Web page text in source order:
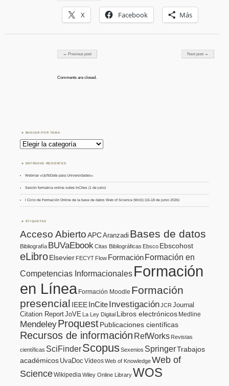
X Facebook Más
Post navigation
← Previous post Next post →
Comments are closed.
BUSCAR POR TEMA
Buscar
por
Tema
ENTRADAS RECIENTES
Webinar «UpToDate para Universidades»
Sesión formativa online sobre InCites (1 de julio)
I Ciclo de Formación Online de la base de datos Web of Science (WoS) (16-18 de junio 2026)
ETIQUETAS
Acceso AbiertoAPCAranzadi Bases de datos
Bibliografía BUVaEbook Citas Bibliográficas Ebsco Ebscohost
eLibroElsevier FECYT Flow FormaciónFormación en
Competencias Informacionales Formación
en Línea Formación Moodle Formación
presencial IEEE InCiteInvestigaciónJCR Journal
Citation ReportJoVE La Ley Digital Libros electrónicos Medline
MendeleyProquestPublicaciones científicas
Recursos de información RefWorks Revistas
científicas SciFinderScopusSexenios SpringerTrabajos
académicos UvaDoc VídeosWeb of KnowledgeWeb of
ScienceWikipedia Wiley Online LibraryWOS